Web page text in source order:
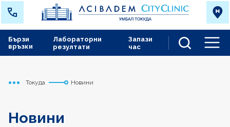
Лабораторни
резултати
Запази
час
Бързи
връзки
Начало
Токуда Новини
Новини